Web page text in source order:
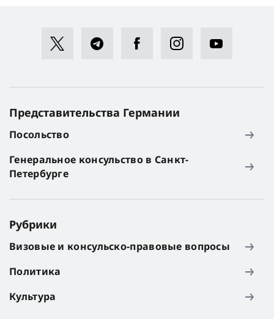
Представительства Германии
Посольство
Генеральное консульство в Санкт-
Петербурге
Рубрики
Визовые и консульско-правовые вопросы
Политика
Культура